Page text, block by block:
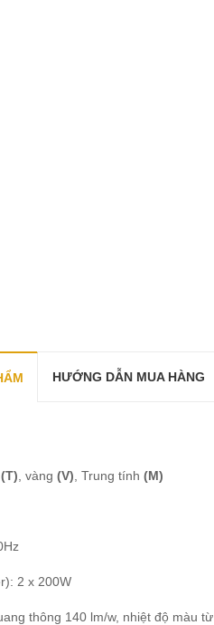
HƯỚNG DẪN MUA HÀNG
(T) , vàng (V) , Trung tính (M)
2 x 200W
thông 140 lm/w, nhiệt độ màu